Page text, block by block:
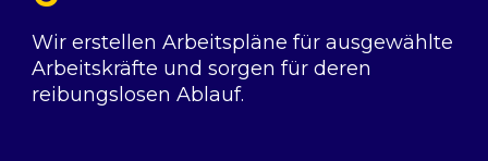
Wir erstellen Arbeitspläne für ausgewählte
Arbeitskräfte und sorgen für deren
reibungslosen Ablauf.